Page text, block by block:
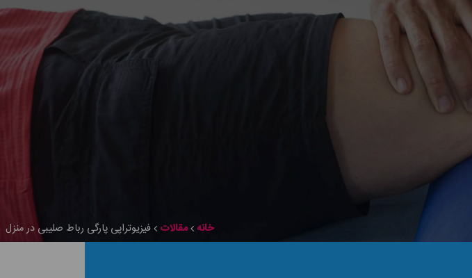
خانه مقالات فیزیوتراپی پارگی رباط صلیبی در منزل